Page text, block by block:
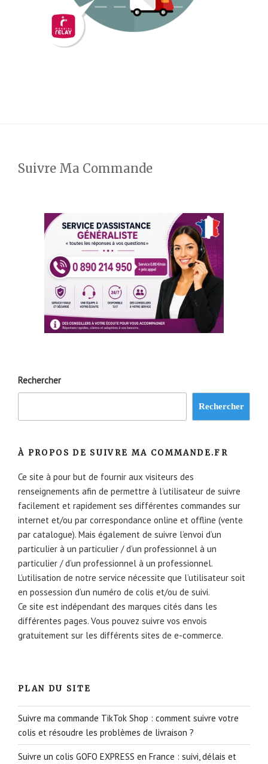
Suivre Ma Commande
Rechercher
Rechercher
À PROPOS DE SUIVRE MA COMMANDE.FR
Ce site à pour but de fournir aux visiteurs des
renseignements afin de permettre à l’utilisateur de suivre
facilement et rapidement ses différentes commandes sur
internet et/ou par correspondance online et offline (vente
par catalogue). Mais également de suivre l’envoi d’un
particulier à un particulier / d’un professionnel à un
particulier / d’un professionnel à un professionnel.
L’utilisation de notre service nécessite que l’utilisateur soit
en possession d’un numéro de colis et/ou de suivi.
Ce site est indépendant des marques cités dans les
différentes pages. Vous pouvez suivre vos envois
gratuitement sur les différents sites de e-commerce.
PLAN DU SITE
Suivre ma commande TikTok Shop : comment suivre votre
colis et résoudre les problèmes de livraison ?
Suivre un colis GOFO EXPRESS en France : suivi, délais et